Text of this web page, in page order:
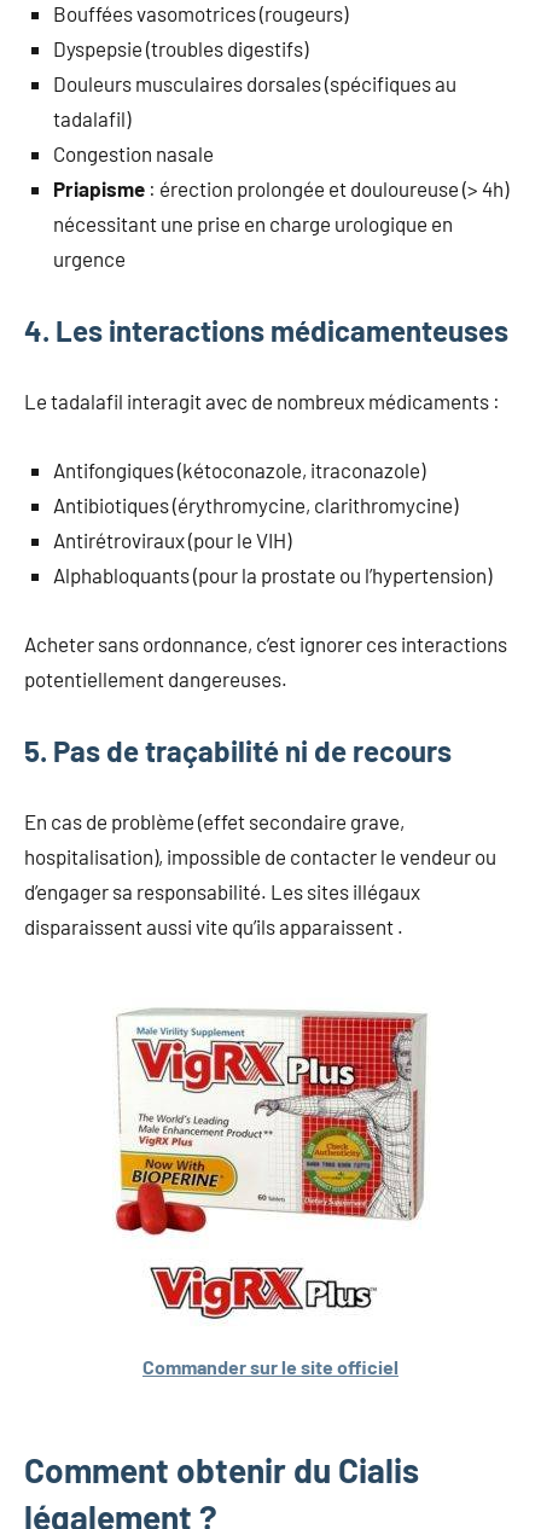
Bouffées vasomotrices (rougeurs)
Dyspepsie (troubles digestifs)
Douleurs musculaires dorsales (spécifiques au
tadalafil)
Congestion nasale
Priapisme : érection prolongée et douloureuse (> 4h)
nécessitant une prise en charge urologique en
urgence
4. Les interactions médicamenteuses
Le tadalafil interagit avec de nombreux médicaments :
Antifongiques (kétoconazole, itraconazole)
Antibiotiques (érythromycine, clarithromycine)
Antirétroviraux (pour le VIH)
Alphabloquants (pour la prostate ou l’hypertension)
Acheter sans ordonnance, c’est ignorer ces interactions
potentiellement dangereuses.
5. Pas de traçabilité ni de recours
En cas de problème (effet secondaire grave,
hospitalisation), impossible de contacter le vendeur ou
d’engager sa responsabilité. Les sites illégaux
disparaissent aussi vite qu’ils apparaissent .
Commander sur le site officiel
Comment obtenir du Cialis
légalement ?